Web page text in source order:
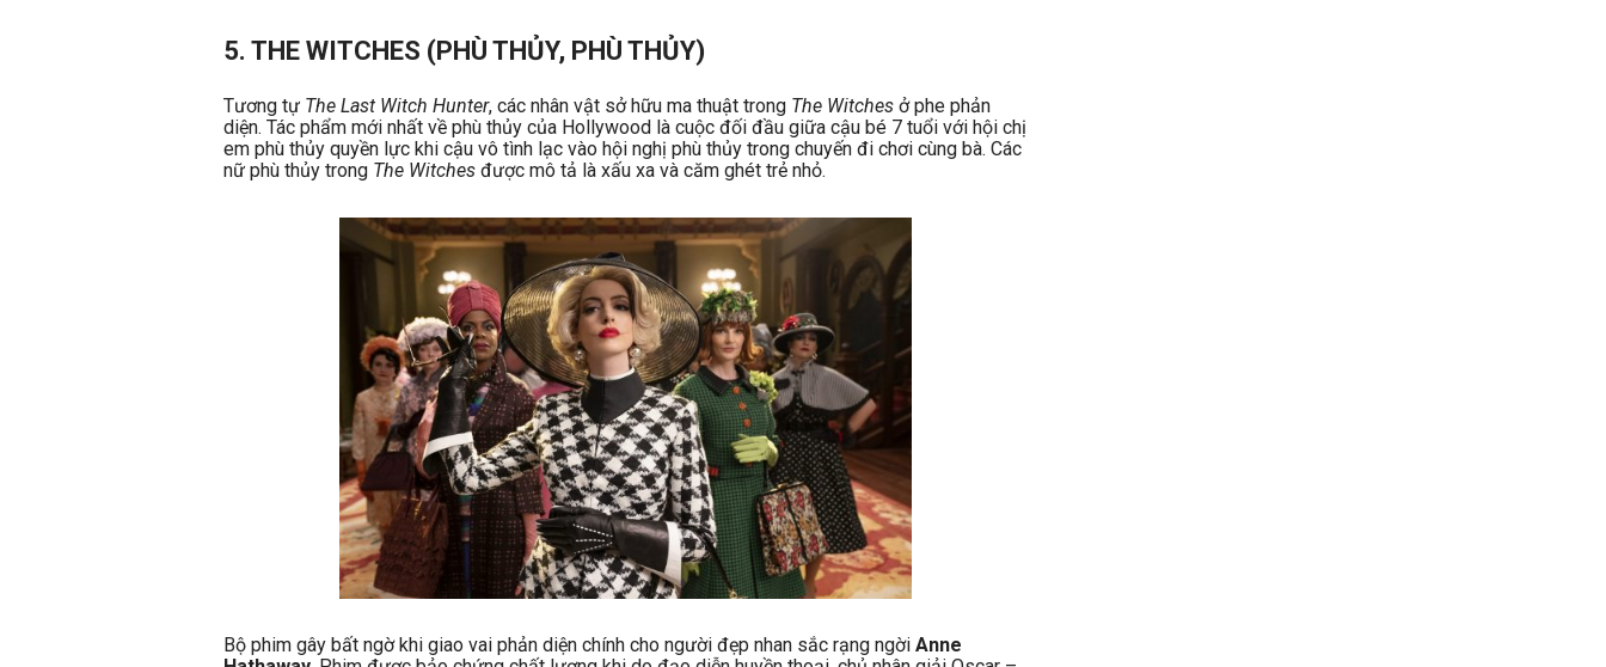
5. THE WITCHES (PHÙ THỦY, PHÙ THỦY)
Tương tự The Last Witch Hunter, các nhân vật sở hữu ma thuật trong The Witches ở phe phản
diện. Tác phẩm mới nhất về phù thủy của Hollywood là cuộc đối đầu giữa cậu bé 7 tuổi với hội chị
em phù thủy quyền lực khi cậu vô tình lạc vào hội nghị phù thủy trong chuyến đi chơi cùng bà. Các
nữ phù thủy trong The Witches được mô tả là xấu xa và căm ghét trẻ nhỏ.
Bộ phim gây bất ngờ khi giao vai phản diện chính cho người đẹp nhan sắc rạng ngời Anne